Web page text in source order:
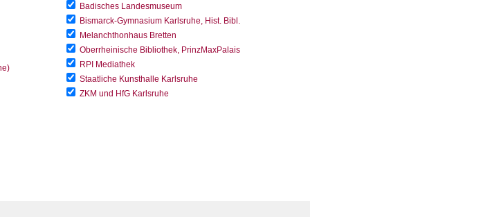
Badisches Landesmuseum
Bismarck-Gymnasium Karlsruhe, Hist. Bibl.
Melanchthonhaus Bretten
Oberrheinische Bibliothek, PrinzMaxPalais
RPI Mediathek
Staatliche Kunsthalle Karlsruhe
ZKM und HfG Karlsruhe